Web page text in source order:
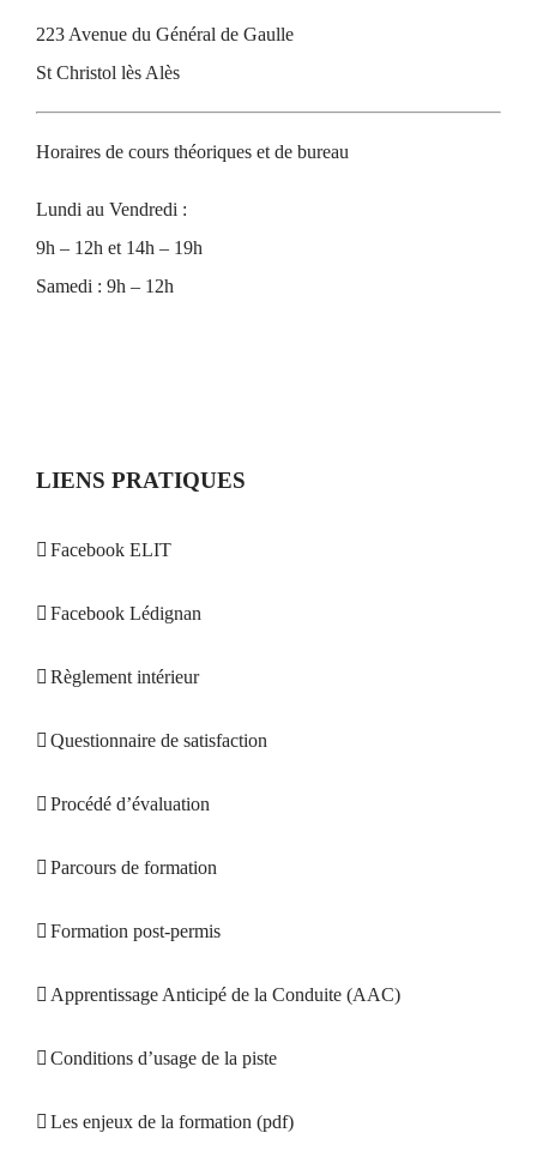
223 Avenue du Général de Gaulle
St Christol lès Alès
Horaires de cours théoriques et de bureau
Lundi au Vendredi :
9h – 12h et 14h – 19h
Samedi : 9h – 12h
LIENS PRATIQUES
Facebook ELIT
Facebook Lédignan
Règlement intérieur
Questionnaire de satisfaction
Procédé d’évaluation
Parcours de formation
Formation post-permis
Apprentissage Anticipé de la Conduite (AAC)
Conditions d’usage de la piste
Les enjeux de la formation (pdf)